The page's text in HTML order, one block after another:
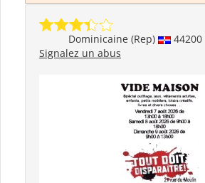
Dominicaine (Rep) 44200
Signalez un abus